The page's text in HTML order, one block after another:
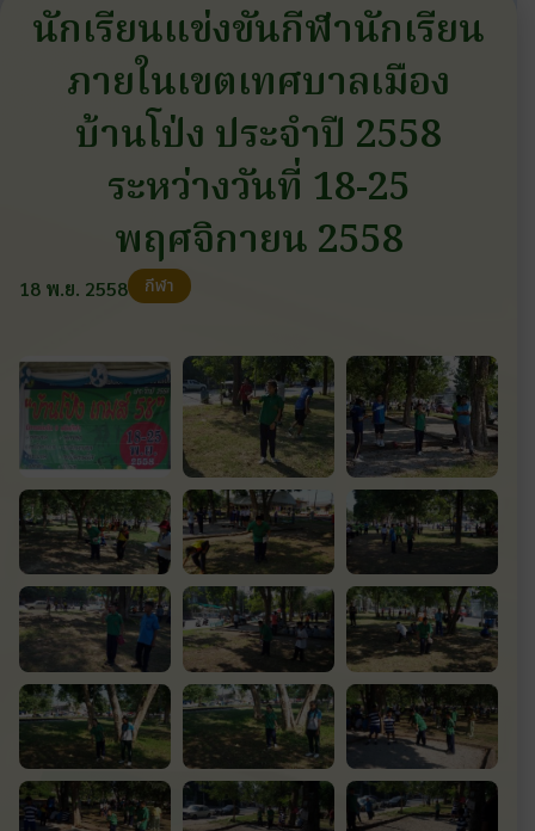
นักเรียนแข่งขันกีฬานักเรียน
ภายในเขตเทศบาลเมือง
บ้านโป่ง ประจำปี 2558
ระหว่างวันที่ 18-25
พฤศจิกายน 2558
18 พ.ย. 2558 กีฬา